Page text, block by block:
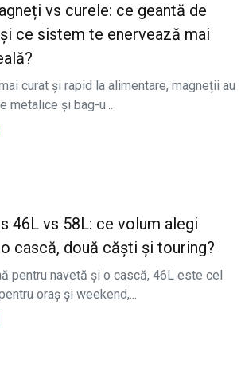
vs curele: ce geantă de
ce sistem te enervează mai
curat și rapid la alimentare, magneții au
metalice și bag-u...
46L vs 58L: ce volum alegi
cască, două căști și touring?
pentru navetă și o cască, 46L este cel
oraș și weekend,...